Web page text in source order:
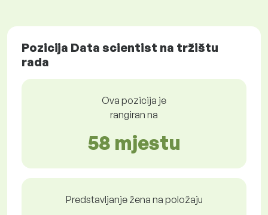
Pozicija Data scientist na tržištu
rada
Ova pozicija je
rangiran na
58 mjestu
Predstavljanje žena na položaju